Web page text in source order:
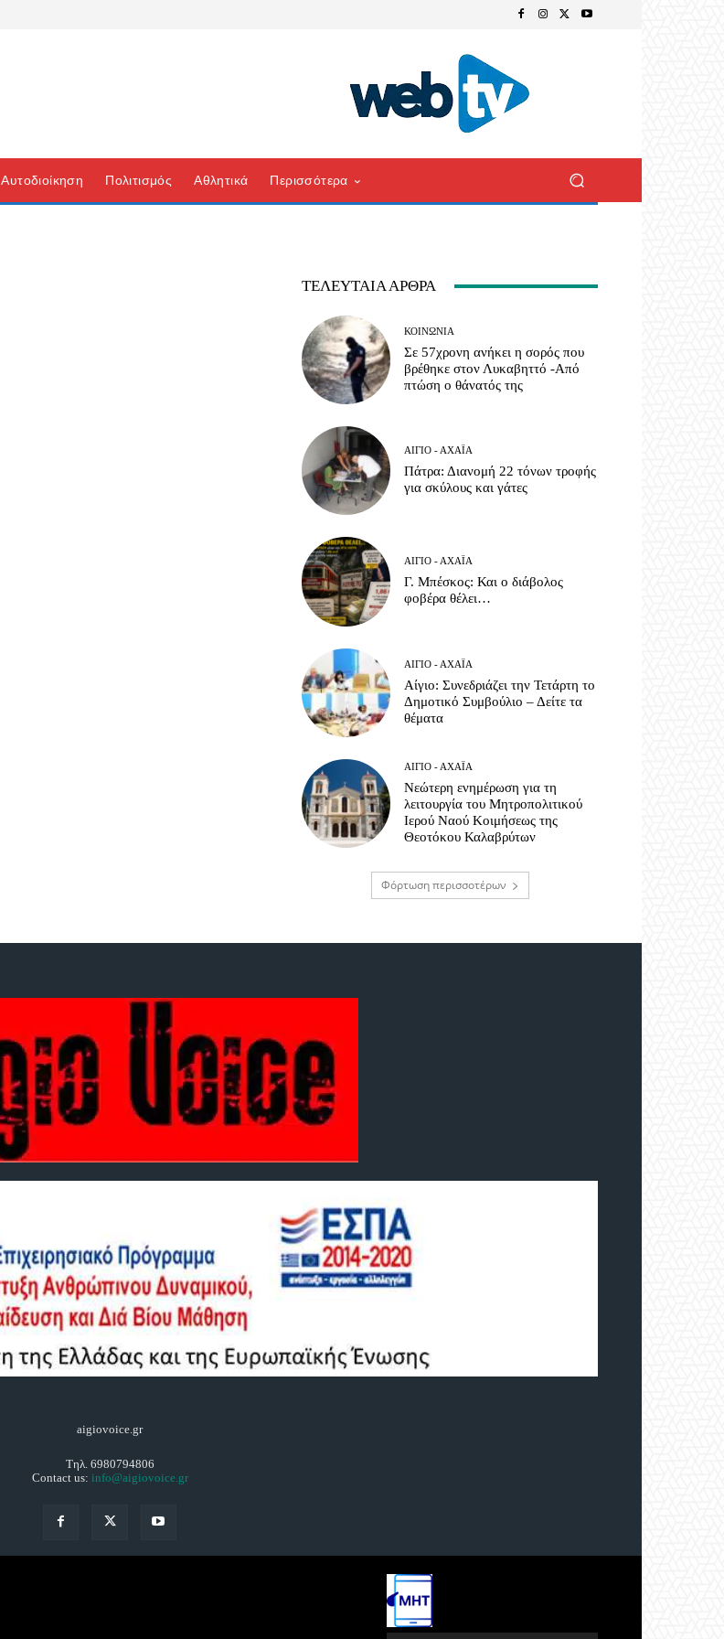
Αυτοδιοίκηση Πολιτισμός Αθλητικά Περισσότερα
ΤΕΛΕΥΤΑΊΑ ΆΡΘΡΑ
ΚΟΙΝΩΝΊΑ
Σε 57χρονη ανήκει η σορός που
βρέθηκε στον Λυκαβηττό -Από
πτώση ο θάνατός της
ΑΊΓΙΟ - ΑΧΑΪ́Α
Πάτρα: Διανομή 22 τόνων τροφής
για σκύλους και γάτες
ΑΊΓΙΟ - ΑΧΑΪ́Α
Γ. Μπέσκος: Και ο διάβολος
φοβέρα θέλει…
ΑΊΓΙΟ - ΑΧΑΪ́Α
Αίγιο: Συνεδριάζει την Τετάρτη το
Δημοτικό Συμβούλιο – Δείτε τα
θέματα
ΑΊΓΙΟ - ΑΧΑΪ́Α
Νεώτερη ενημέρωση για τη
λειτουργία του Μητροπολιτικού
Ιερού Ναού Κοιμήσεως της
Θεοτόκου Καλαβρύτων
Φόρτωση περισσοτέρων
aigiovoice.gr
Τηλ. 6980794806
Contact us: info@aigiovoice.gr